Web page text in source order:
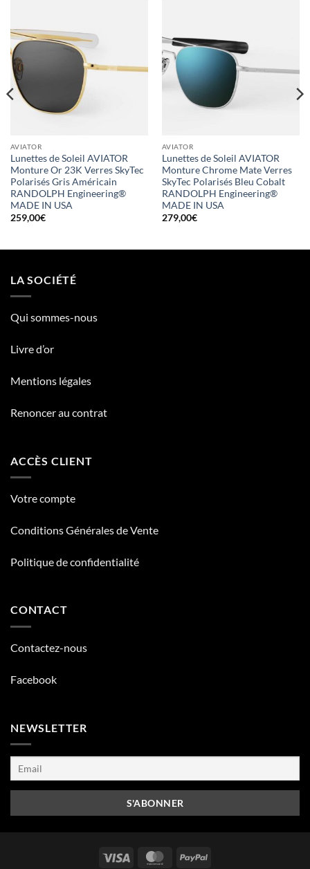
AVIATOR
Lunettes de Soleil AVIATOR
Monture Or 23K Verres SkyTec
Polarisés Gris Américain
RANDOLPH Engineering®
MADE IN USA
259,00€
AVIATOR
Lunettes de Soleil AVIATOR
Monture Chrome Mate Verres
SkyTec Polarisés Bleu Cobalt
RANDOLPH Engineering®
MADE IN USA
279,00€
LA SOCIÉTÉ
Qui sommes-nous
Livre d’or
Mentions légales
Renoncer au contrat
ACCÈS CLIENT
Votre compte
Conditions Générales de Vente
Politique de confidentialité
CONTACT
Contactez-nous
Facebook
NEWSLETTER
Visa MasterCardPayPal